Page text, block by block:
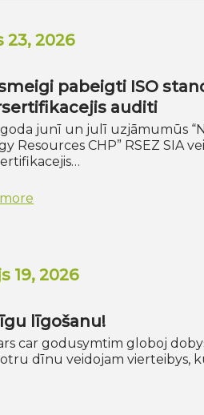
23, 2026
pabeigti ISO
auditi
junī un julī uzjāmumūs
Resources CHP” RSEZ SIA
19, 2026
līgošanu!
car godusymtim globoj
dīnu veidojam vierteibys,